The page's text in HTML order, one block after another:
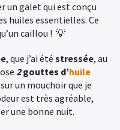
un galet qui est conçu
huiles essentielles. Ce
caillou ! 💡
, que j’ai été stressée, au
2gouttes d’huile
sur un mouchoir que je
est très agréable,
une bonne nuit.